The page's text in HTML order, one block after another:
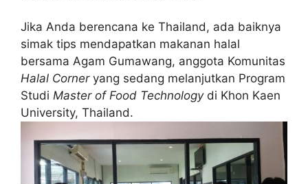
Jika Anda berencana ke Thailand, ada baiknya
simak tips mendapatkan makanan halal
bersama Agam Gumawang, anggota Komunitas
Halal Corneryang sedang melanjutkan Program
Studi Master of Food Technologydi Khon Kaen
University, Thailand.